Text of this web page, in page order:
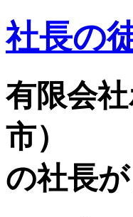
社長の
有限会
市）
の社長